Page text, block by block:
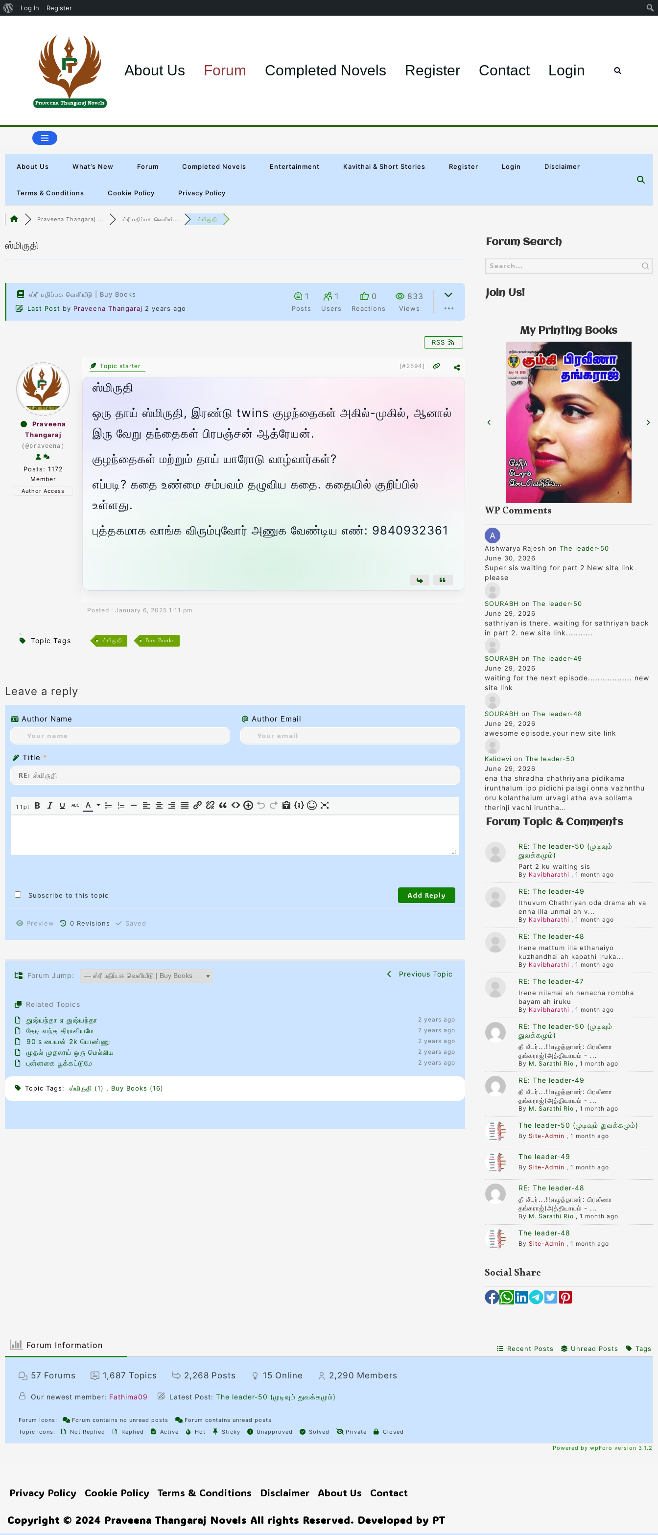
Log In Register
content
About Us Forum Completed Novels Register Contact Login
About Us What’s New Forum Completed Novels Entertainment Kavithai & Short Stories Register Login Disclaimer
Terms & Conditions Cookie Policy Privacy Policy
Praveena Thangaraj ... ஸ்ரீ பதிப்பக வெளியீ... ஸ்மிருதி
ஸ்மிருதி
ஸ்ரீ பதிப்பக வெளியீடு | Buy Books
Last Post by Praveena Thangaraj 2 years ago
1
Posts
1
Users
0
Reactions
833
Views
RSS
Praveena
Thangaraj
(@praveena)
Posts: 1172
Member
Author Access
Topic starter [#2594]
ஸ்மிருதி
ஒரு தாய் ஸ்மிருதி, இரண்டு twins குழந்தைகள் அகில்-முகில், ஆனால்
இரு வேறு தந்தைகள் பிரபஞ்சன் ஆத்ரேயன்.
குழந்தைகள் மற்றும் தாய் யாரோடு வாழ்வார்கள்?
எப்படி? கதை உண்மை சம்பவம் தழுவிய கதை. கதையில் குறிப்பில்
உள்ளது.
புத்தகமாக வாங்க விரும்புவோர் அணுக வேண்டிய எண்: 9840932361
Posted : January 6, 2025 1:11 pm
Topic Tags ஸ்மிருதி Buy Books
Leave a reply
Author Name Author Email
Title *
11pt
Subscribe to this topic
Preview 0 Revisions Saved
Forum Jump: Previous Topic
Related Topics
துஷ்யந்தா ஏ துஷ்யந்தா
2 years ago
தேடி வந்த திராவியமே 2 years ago
90's பையன் 2k பொண்ணு 2 years ago
முதல் முதலாய் ஒரு மெல்லிய 2 years ago
புன்னகை பூக்கட்டுமே 2 years ago
Topic Tags:ஸ்மிருதி (1) , Buy Books (16)
Forum Search
Join Us!
My Printing Books
WP Comments
Aishwarya Rajesh on The leader-50
June 30, 2026
Super sis waiting for part 2 New site link
please
SOURABH on The leader-50
June 29, 2026
sathriyan is there. waiting for sathriyan back
in part 2. new site link...........
SOURABH on The leader-49
June 29, 2026
waiting for the next episode.................. new
site link
SOURABH on The leader-48
June 29, 2026
awesome episode.your new site link
Kalidevi on The leader-50
June 29, 2026
ena tha shradha chathriyana pidikama
irunthalum ipo pidichi palagi onna vazhnthu
oru kolanthaium urvagi atha ava sollama
therinji vachi iruntha…
Forum Topic & Comments
RE: The leader-50 (முடிவும்
துவக்கமும்)
Part 2 ku waiting sis
By Kavibharathi ,1 month ago
RE: The leader-49
Ithuvum Chathriyan oda drama ah va
enna illa unmai ah v...
By Kavibharathi ,1 month ago
RE: The leader-48
Irene mattum illa ethanaiyo
kuzhandhai ah kapathi iruka...
By Kavibharathi ,1 month ago
RE: The leader-47
Irene nilamai ah nenacha rombha
bayam ah iruku
By Kavibharathi ,1 month ago
RE: The leader-50 (முடிவும்
துவக்கமும்)
தீ லீடர்...!!எழுத்தாளர்: பிரவீணா
தங்கராஜ்(அத்தியாயம் - ...
By M. Sarathi Rio ,1 month ago
RE: The leader-49
தீ லீடர்...!!எழுத்தாளர்: பிரவீணா
தங்கராஜ்(அத்தியாயம் - ...
By M. Sarathi Rio ,1 month ago
The leader-50 (முடிவும் துவக்கமும்)
BySite-Admin ,1 month ago
The leader-49
BySite-Admin ,1 month ago
RE: The leader-48
தீ லீடர்...!!எழுத்தாளர்: பிரவீணா
தங்கராஜ்(அத்தியாயம் - ...
By M. Sarathi Rio ,1 month ago
The leader-48
BySite-Admin ,1 month ago
Social Share
Forum Information Recent Posts Unread Posts Tags
57 Forums 1,687 Topics 2,268 Posts 15 Online 2,290 Members
Our newest member: Fathima09 Latest Post: The leader-50 (முடிவும் துவக்கமும்)
Forum Icons: Forum contains no unread posts
Forum contains unread posts
Topic Icons:
Not Replied Replied Active Hot Sticky Unapproved Solved Private Closed
Powered by wpForo version 3.1.2
Privacy Policy Cookie Policy Terms & Conditions Disclaimer About Us Contact
Copyright © 2024 Praveena Thangaraj Novels All rights Reserved. Developed by PT